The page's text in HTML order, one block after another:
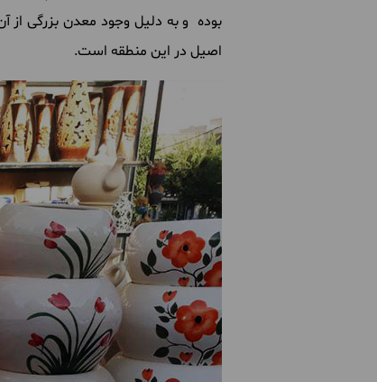
بوده و به دلیل وجود معدن بزرگی از
اصیل در این منطقه است.